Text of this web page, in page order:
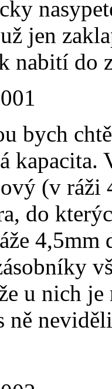
jen
nabití do
bych
kapacita.
(v ráži
do
u nich je
ně